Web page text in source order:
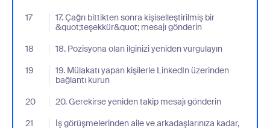
17
17. Çağrı bittikten sonra kişiselleştirilmiş bir
&quot;teşekkür&quot; mesajı gönderin
- Jumplink to 17. Çağrı bittikten sonra kişiselleştirilmiş bir
18 18. Pozisyona olan ilginizi yeniden vurgulayın
- Jumplink to 18. Pozisyona olan ilginizi yeniden vurgulayın
19
19. Mülakatı yapan kişilerle LinkedIn üzerinden
bağlantı kurun
- Jumplink to 19. Mülakatı yapan kişilerle LinkedIn üzerinden
20 20. Gerekirse yeniden takip mesajı gönderin
- Jumplink to 20. Gerekirse yeniden takip mesajı gönderin
21
İş görüşmelerinden aile ve arkadaşlarınıza kadar,
- Jumplink to İş görüşmelerinden aile ve arkadaşlarınıza kadar,